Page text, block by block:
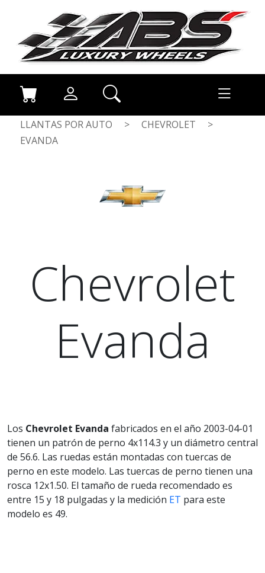
LLANTAS POR AUTO > CHEVROLET
>
EVANDA
Chevrolet
Evanda
Los Chevrolet Evanda fabricados en el año 2003-04-01
tienen un patrón de perno 4x114.3 y un diámetro central
de 56.6. Las ruedas están montadas con tuercas de
perno en este modelo. Las tuercas de perno tienen una
rosca 12x1.50. El tamaño de rueda recomendado es
entre 15 y 18 pulgadas y la medición ET para este
modelo es 49.